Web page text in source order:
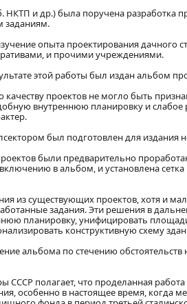
и др.) была поручена разработка
заданиям.
опыта проектирования дачного
и прочими учреждениями.
этой работы был издан альбом
качеству проектов не могло быть
внутреннюю планировку и
был подготовлен для издания
были предварительно
в альбом, и установлена
из существующих проектов, хотя и
задания. Эти решения в
планировку, унифицировать
конструктивную схему
альбома по стечению
СССР полагает, что проделанная
особенно в настоящее время, когда